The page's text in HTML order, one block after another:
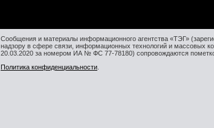
Сообщения и материалы информационного агентства «ТЭГ»
надзору в сфере связи, информационных технологий и массовых
20.03.2020 за номером ИА № ФС 77-78180) сопровождаются
Политика конфиденциальности